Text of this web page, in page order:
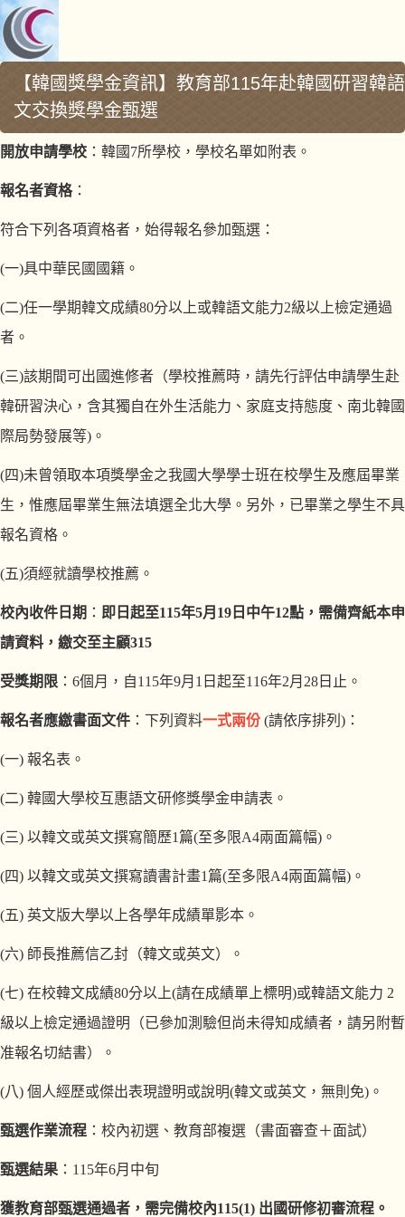
【韓國獎學金資訊】教育部115年赴韓國研習韓語
文交換獎學金甄選
開放申請學校 ：韓國 7所學校，學校名單如附表。
報名者資格：
符合下列各項資格者，始得報名參加甄選：
(一)具中華民國國籍。
(二)任一學期韓文成績80分以上或韓語文能力2級以上檢定通過
者。
(三)該期間可出國進修者（學校推薦時，請先行評估申請學生赴
韓研習決心，含其獨自在外生活能力、家庭支持態度、南北韓國
際局勢發展等) 。
(四)未曾領取本項獎學金之我國大學學士班在校學生及應屆畢業
生，惟應屆畢業生無法填選全北大學。另外，已畢業之學生不具
報名資格。
(五)須經就讀學校推薦。
校內收件日期 ： 即日起至115年5月 19 日 中午12點 ，需備齊紙本申
請資料，繳交至主顧315
受獎期限 ： 6個月，自115年9月 1 日起至116年2月 28 日止。
報名者應繳書面文件 ：下列資料一式兩份 (請依序排列 ) ：
(一) 報名表。
(二) 韓國大學校互惠語文研修獎學金申請表。
(三) 以韓文或英文撰寫簡歷1 篇(至多限A4兩面篇幅) 。
(四) 以韓文或英文撰寫讀書計畫1 篇(至多限A4兩面篇幅) 。
(五) 英文版大學以上各學年成績單影本。
(六) 師長推薦信乙封（韓文或英文）。
(七) 在校韓文成績80分以上(請在成績單上標明)或韓語文能力 2
級以上檢定通過證明（已參加測驗但尚未得知成績者，請另附暫
准報名切結書）。
(八) 個人經歷或傑出表現證明或說明(韓文或英文，無則免) 。
甄選作業流程 ：校內初選、教育部複選（書面審查＋面試）
甄選結果 ： 115年6月中旬
獲教育部甄選通過者，需完備校內115(1) 出國研修初審流程。